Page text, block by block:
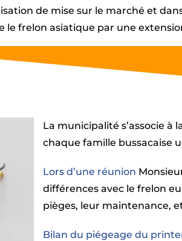
de mise sur le marché et
le frelon asiatique par une
La municipalité s’associe
chaque famille bussacaise
Lors d’une réunion
différences avec le frelon
pièges, leur maintenance,
Bilan du piégeage du